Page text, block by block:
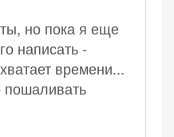
но пока я еще
написать -
времени...
пошаливать